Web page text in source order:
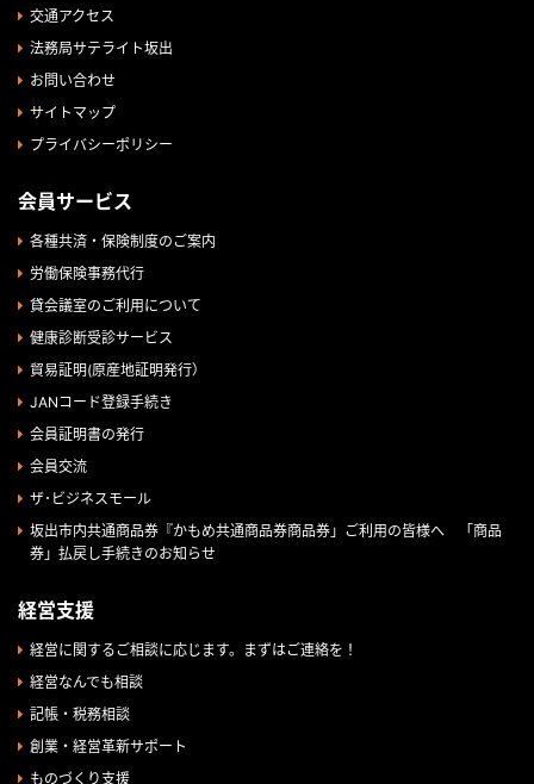
交通アクセス
法務局サテライト坂出
お問い合わせ
サイトマップ
プライバシーポリシー
会員サービス
各種共済・保険制度のご案内
労働保険事務代行
貸会議室のご利用について
健康診断受診サービス
貿易証明(原産地証明発行）
JANコード登録手続き
会員証明書の発行
会員交流
ザ･ビジネスモール
坂出市内共通商品券『かもめ共通商品券商品券」ご利用の皆様へ 「商品
券」払戻し手続きのお知らせ
経営支援
経営に関するご相談に応じます。まずはご連絡を！
経営なんでも相談
記帳・税務相談
創業・経営革新サポート
ものづくり支援